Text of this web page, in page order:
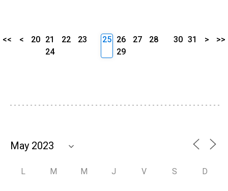
<< < 20 21 22
23
24
25 26 27
28
29
30 31 > >>
L M M J V S D